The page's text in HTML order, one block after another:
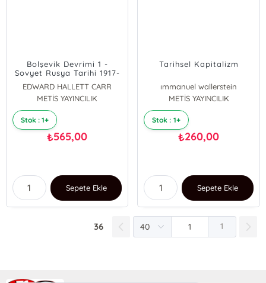
Bolşevik Devrimi 1 -
Sovyet Rusya Tarihi 1917-
EDWARD HALLETT CARR
METİS YAYINCILIK
Stok : 1+
₺565,00
Sepete Ekle
Tarihsel Kapitalizm
ımmanuel wallerstein
METİS YAYINCILIK
Stok : 1+
₺260,00
Sepete Ekle
36 1